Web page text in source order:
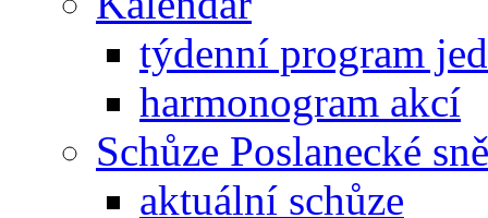
týdenní program
harmonogram akcí
Schůze Poslanecké
aktuální schůze